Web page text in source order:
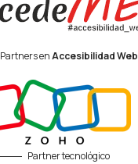
Partners enAccesibilidad Web
Partner tecnológico